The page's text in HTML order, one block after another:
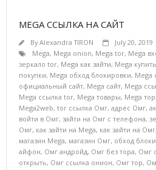
MEGA ССЫЛКА НА САЙТ
ByAlexandra TIRON July 20, 2019
Mega, Mega onion, Mega tor, Mega
зеркало tor, Mega как зайти, Mega купить
покупки, Mega обход блокировки, Mega
официальный сайт, Mega сайт, Mega
Mega ссылка tor, Mega товары, Mega
Mega2web, tor ссылка Омг, адрес Омг,
войти в Омг, зайти на Омг с телефона,
Омг, как зайти на Mega, как зайти на Омг,
магазин Mega, магазин Омг, обход
айфон, Омг андройд, Омг без тора, Омг
открыть, Омг ссылка онион, Омг тор,